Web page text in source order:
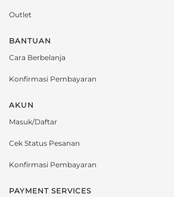
Outlet
BANTUAN
Cara Berbelanja
Konfirmasi Pembayaran
AKUN
Masuk/Daftar
Cek Status Pesanan
Konfirmasi Pembayaran
PAYMENT SERVICES